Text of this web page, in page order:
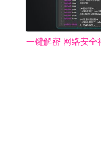
一键解密 网络安全